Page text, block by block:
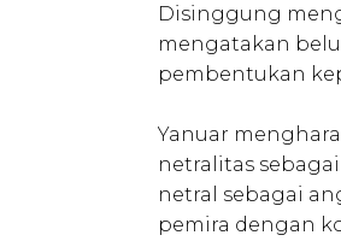
Disinggung
mengatakan
pembentukan
Yanuar
netralitas
netral sebagai
pemira dengan